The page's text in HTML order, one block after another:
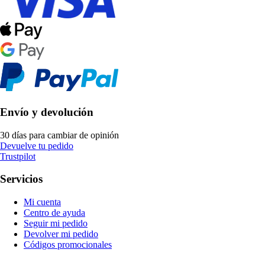
Envío y devolución
30 días para cambiar de opinión
Devuelve tu pedido
Trustpilot
Servicios
Mi cuenta
Centro de ayuda
Seguir mi pedido
Devolver mi pedido
Códigos promocionales